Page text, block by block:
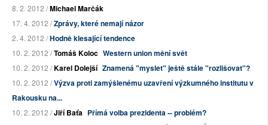
8. 2. 2012 /Michael Marčák
17. 4. 2012 /Zprávy, které nemají názor
2. 4. 2012 /Hodně klesající tendence
10. 2. 2012 /Tomáš Koloc Western union mění svět
10. 2. 2012 /Karel Dolejší Znamená "myslet" ještě stále "rozlišovat"?
10. 2. 2012 /Výzva proti zamýšlenému uzavření výzkumného institutu v
Rakousku na...
10. 2. 2012 /Jiří Baťa Přímá volba prezidenta -- problém?